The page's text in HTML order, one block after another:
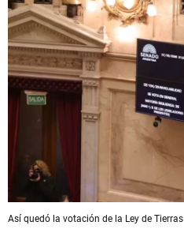
Así quedó la votación de la Ley de Tierras